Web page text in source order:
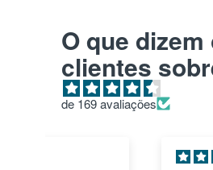
O que dizem
clientes
de 169 avaliações